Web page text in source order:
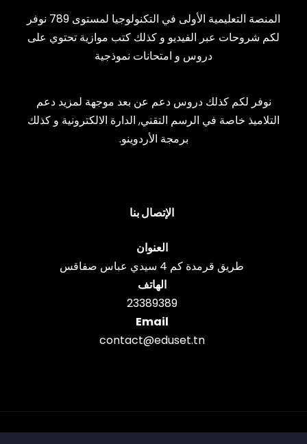
المنصة التعليمية الأولى في التكنولوجيا لمستوى 789 نوفر
لكم شروحات عبر الفيديو و كذلك كتب موازية تحتوي على
دروس و امتحانات نموذجية
نوفر لكم كذلك دروس دعم عن بعد موجهة لمزيد دعم
التلاميذ خاصة في الرسم التقني, الدارة الالكترونية و كذلك
برمجة الأردوينو.
الإتصال بنا
العنوان
طريق قرمدة كم 4 سيدي عباس صفاقس
الهاتف
23389389
Email
contact@eduset.tn